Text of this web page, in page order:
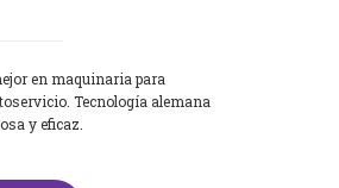
en maquinaria para
Tecnología alemana
y eficaz.